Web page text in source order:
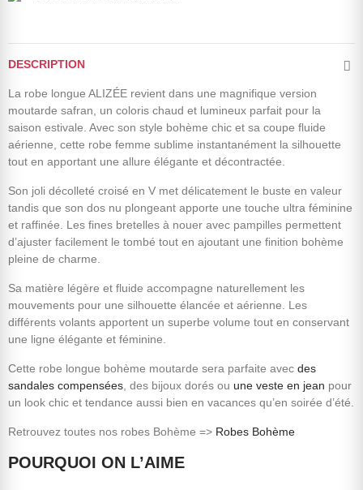
DESCRIPTION
La robe longue ALIZÉE revient dans une magnifique version
moutarde safran, un coloris chaud et lumineux parfait pour la
saison estivale. Avec son style bohème chic et sa coupe fluide
aérienne, cette robe femme sublime instantanément la silhouette
tout en apportant une allure élégante et décontractée.
Son joli décolleté croisé en V met délicatement le buste en valeur
tandis que son dos nu plongeant apporte une touche ultra féminine
et raffinée. Les fines bretelles à nouer avec pampilles permettent
d’ajuster facilement le tombé tout en ajoutant une finition bohème
pleine de charme.
Sa matière légère et fluide accompagne naturellement les
mouvements pour une silhouette élancée et aérienne. Les
différents volants apportent un superbe volume tout en conservant
une ligne élégante et féminine.
Cette robe longue bohème moutarde sera parfaite avec des
sandales compensées , des bijoux dorés ou une veste en jean pour
un look chic et tendance aussi bien en vacances qu’en soirée d’été.
Retrouvez toutes nos robes Bohème => Robes Bohème
POURQUOI ON L’AIME